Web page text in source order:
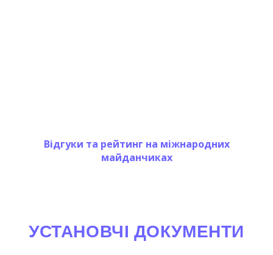
Відгуки та рейтинг на міжнародних
майданчиках
УСТАНОВЧІ ДОКУМЕНТИ